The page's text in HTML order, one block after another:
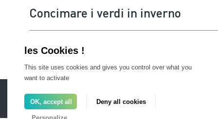
Concimare i verdi in inverno
AREA PRO FAQ Informazioni legali
This site uses cookies and gives you control over what you
want to activate
OK, accept all Deny all cookies